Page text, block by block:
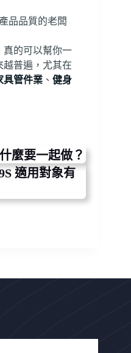
品品質的老闆
真的可以幫你一
越普遍，尤其在
具管件業、 健身
麼要一起做？
適用對象有